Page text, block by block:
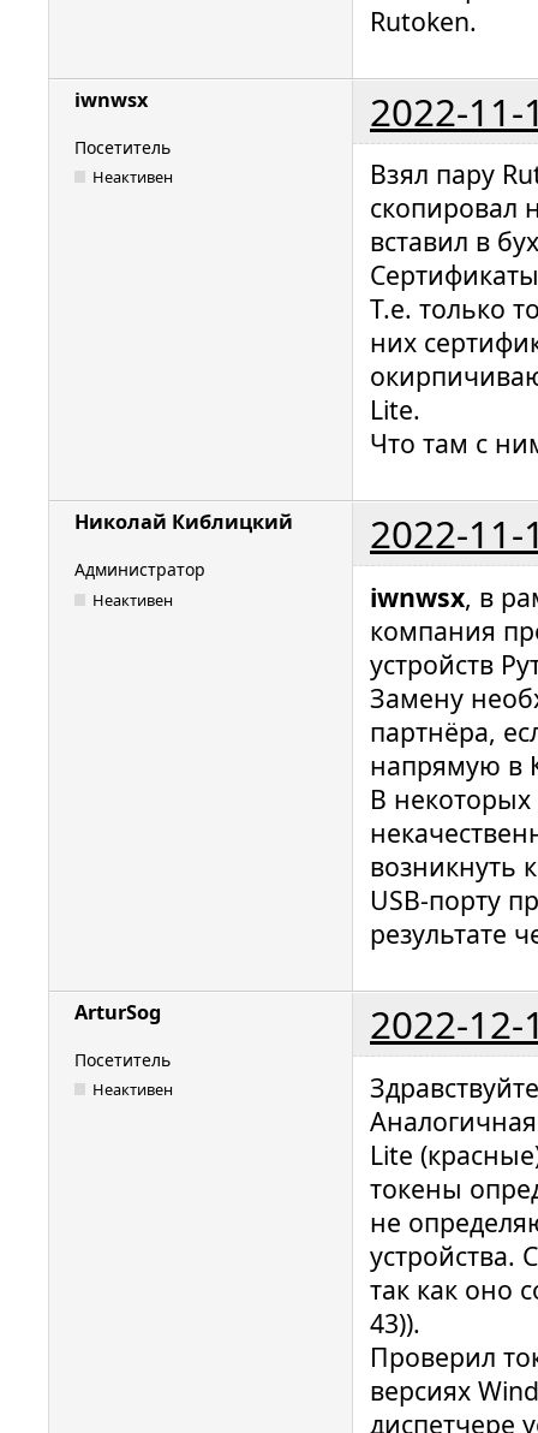
Rutoken.
iwnwsx 2022-11-
Посетитель
Неактивен
Взял пару
скопировал
вставил в
Т.е. только
них
Lite.
Что там с
Николай Киблицкий 2022-11-
Администратор
Неактивен iwnwsx, в
компания
устройств
Замену
партнёра,
напрямую в
В
возникнуть
USB-порту
результате
ArturSog 2022-12-
Посетитель
Неактивен
Lite
токены
не
устройства.
так как оно
43)).
Проверил
версиях
диспетчере